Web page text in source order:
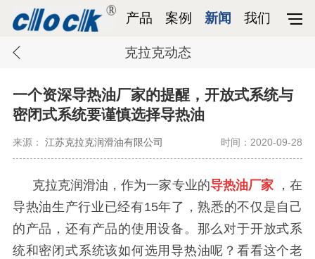
产品 案例 新闻 我们
克拉克动态
一个资深导热油厂家的提醒，开放式系统与
密闭式系统要谨慎选择导热油
来源： 江苏克拉克润滑油有限公司 时间：2020-09-28
克拉克润滑油，作为一家专业的导热油厂家
，在
导热油生产行业已经有15年了，熟悉的不仅是自己
的产品，还有产品的使用设备。那么对于开放式系
统和密闭式系统该如何选用导热油呢？看看这个老